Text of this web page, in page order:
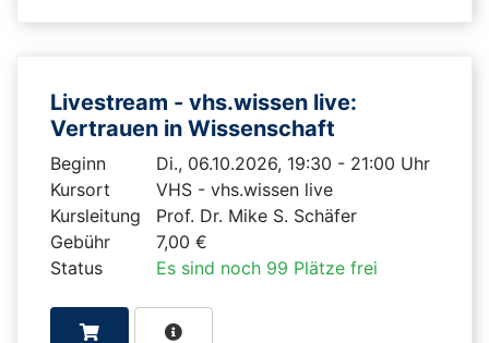
Livestream - vhs.wissen live:
Vertrauen in Wissenschaft
Beginn
Di., 06.10.2026, 19:30 - 21:00 Uhr
Kursort
VHS - vhs.wissen live
Kursleitung
Prof. Dr. Mike S. Schäfer
Gebühr
7,00 €
Status
Es sind noch 99 Plätze frei